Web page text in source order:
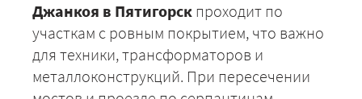
Джанкоя в Пятигорск проходит по
участкам с ровным покрытием, что важно
для техники, трансформаторов и
металлоконструкций. При пересечении